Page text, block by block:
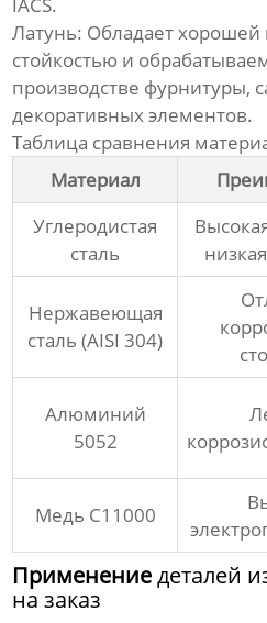
IACS.
Латунь: Обладает хорошей
стойкостью и
производстве фурнитуры,
декоративных элементов.
Таблица сравнения
Материал
Углеродистая
сталь
Нержавеющая
сталь (AISI 304)
Алюминий
5052
Медь C11000
Применениедеталей
на заказ